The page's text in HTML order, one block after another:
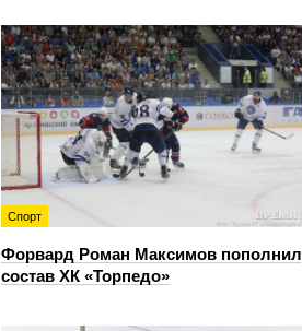
Спорт
Форвард Роман Максимов пополнил
состав ХК «Торпедо»